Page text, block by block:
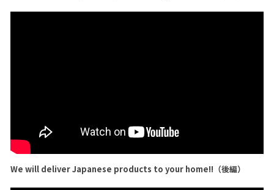
We will deliver Japanese products to your home!!（後編）